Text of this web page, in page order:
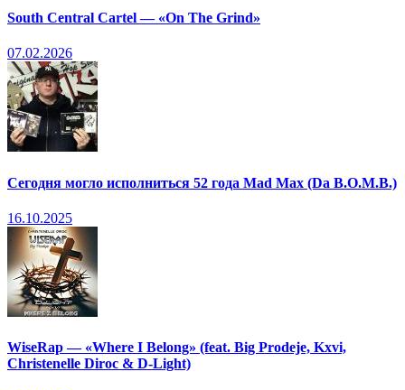
South Central Cartel — «On The Grind»
07.02.2026
Сегодня могло исполниться 52 года Mad Max (Da B.O.M.B.)
16.10.2025
WiseRap — «Where I Belong» (feat. Big Prodeje, Kxvi,
Christenelle Diroc & D-Light)